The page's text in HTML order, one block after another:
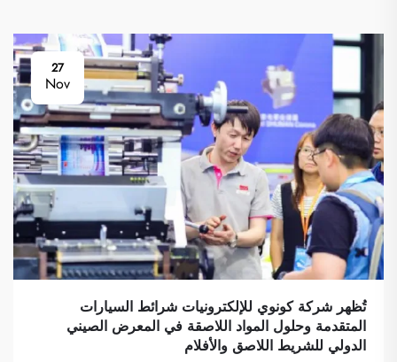
27
Nov
تُظهر شركة كونوي للإلكترونيات شرائط السيارات
المتقدمة وحلول المواد اللاصقة في المعرض الصيني
الدولي للشريط اللاصق والأفلام